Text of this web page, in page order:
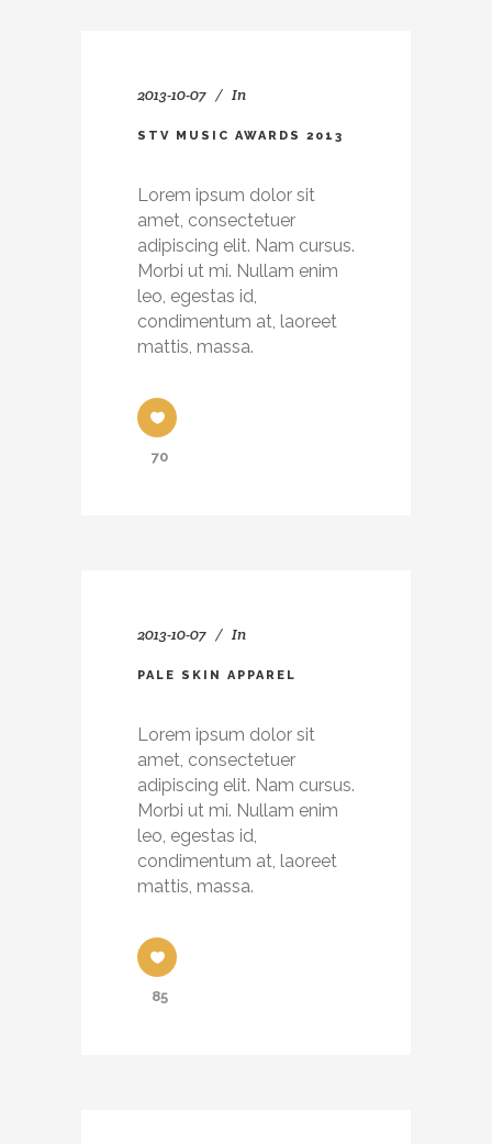
2013-10-07 In
STV MUSIC AWARDS 2013
Lorem ipsum dolor sit
amet, consectetuer
adipiscing elit. Nam cursus.
Morbi ut mi. Nullam enim
leo, egestas id,
condimentum at, laoreet
mattis, massa.
70
2013-10-07 In
PALE SKIN APPAREL
Lorem ipsum dolor sit
amet, consectetuer
adipiscing elit. Nam cursus.
Morbi ut mi. Nullam enim
leo, egestas id,
condimentum at, laoreet
mattis, massa.
85